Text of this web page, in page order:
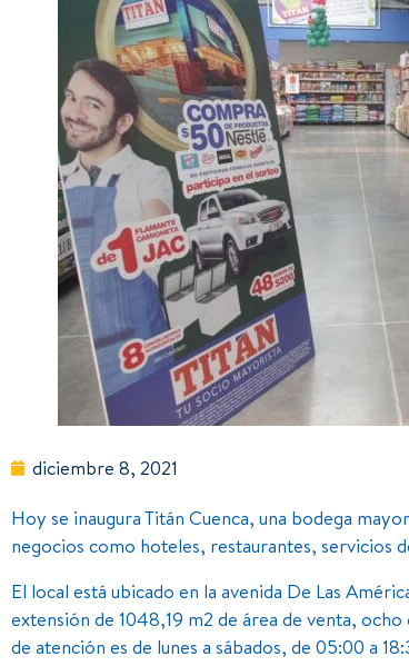
diciembre 8, 2021
Hoy se inaugura Titán Cuenca, una bodega
negocios como hoteles, restaurantes, servicios
El local está ubicado en la avenida De Las
extensión de 1048,19 m2 de área de venta,
de atención es de lunes a sábados, de 05:00 a